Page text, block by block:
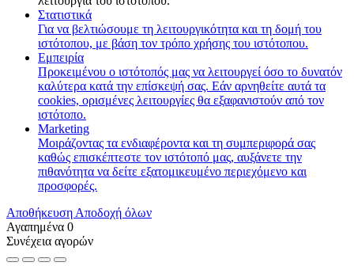
Στατιστικά
Για να βελτιώσουμε τη λειτουργικότητα και τη δομή του
ιστότοπου, με βάση τον τρόπο χρήσης του ιστότοπου.
Εμπειρία
Προκειμένου ο ιστότοπός μας να λειτουργεί όσο το δυνατόν
καλύτερα κατά την επίσκεψή σας. Εάν αρνηθείτε αυτά τα
cookies, ορισμένες λειτουργίες θα εξαφανιστούν από τον
ιστότοπο.
Marketing
Μοιράζοντας τα ενδιαφέροντα και τη συμπεριφορά σας
καθώς επισκέπτεστε τον ιστότοπό μας, αυξάνετε την
πιθανότητα να δείτε εξατομικευμένο περιεχόμενο και
προσφορές.
Αποθήκευση Αποδοχή όλων
Αγαπημένα 0
Συνέχεια αγορών